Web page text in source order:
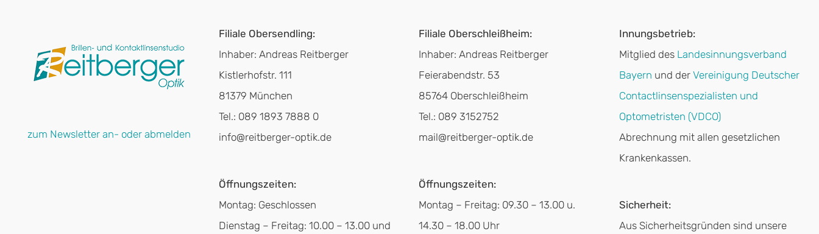
zum Newsletter an- oder abmelden
Filiale Obersendling:
Inhaber: Andreas Reitberger
Kistlerhofstr. 111
81379 München
Tel.: 089 1893 7888 0
info@reitberger-optik.de
Öffnungszeiten:
Montag: Geschlossen
Dienstag – Freitag: 10.00 – 13.00 und
Filiale Oberschleißheim:
Inhaber: Andreas Reitberger
Feierabendstr. 53
85764 Oberschleißheim
Tel.: 089 3152752
mail@reitberger-optik.de
Öffnungszeiten:
Montag – Freitag: 09.30 – 13.00 u.
14.30 – 18.00 Uhr
Innungsbetrieb:
Mitglied des Landesinnungsverband
Bayern und der Vereinigung Deutscher
Contactlinsenspezialisten und
Optometristen (VDCO)
Abrechnung mit allen gesetzlichen
Krankenkassen.
Sicherheit:
Aus Sicherheitsgründen sind unsere